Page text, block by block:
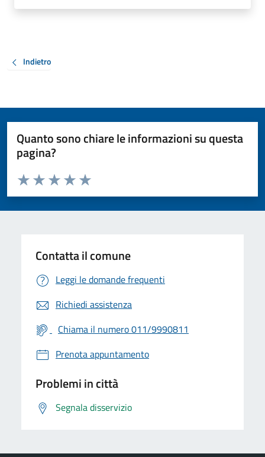
Indietro
Quanto sono chiare le informazioni su questa
pagina?
Valuta da 1 a 5 stelle la pagina
Valuta 5 stelle su 5
Valuta 4 stelle su 5
Valuta 3 stelle su 5
Valuta 2 stelle su 5
Valuta 1 stelle su 5
Contatta il comune
Leggi le domande frequenti
Richiedi assistenza
Chiama il numero 011/9990811
Prenota appuntamento
Problemi in città
Segnala disservizio